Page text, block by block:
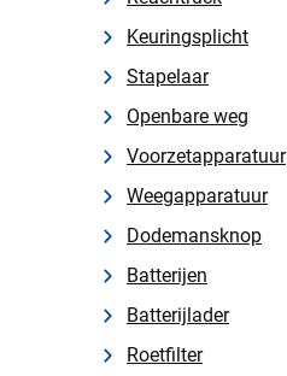
Keuringsplicht
Stapelaar
Openbare weg
Voorzetapparatuur
Weegapparatuur
Dodemansknop
Batterijen
Batterijlader
Roetfilter